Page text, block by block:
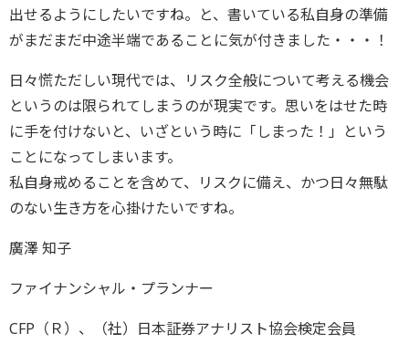
出せるようにしたいですね。と、書いている私自身の準備
がまだまだ中途半端であることに気が付きました・・・！
日々慌ただしい現代では、リスク全般について考える機会
というのは限られてしまうのが現実です。思いをはせた時
に手を付けないと、いざという時に「しまった！」という
ことになってしまいます。
私自身戒めることを含めて、リスクに備え、かつ日々無駄
のない生き方を心掛けたいですね。
廣澤 知子
ファイナンシャル・プランナー
CFP（Ｒ）、（社）日本証券アナリスト協会検定会員